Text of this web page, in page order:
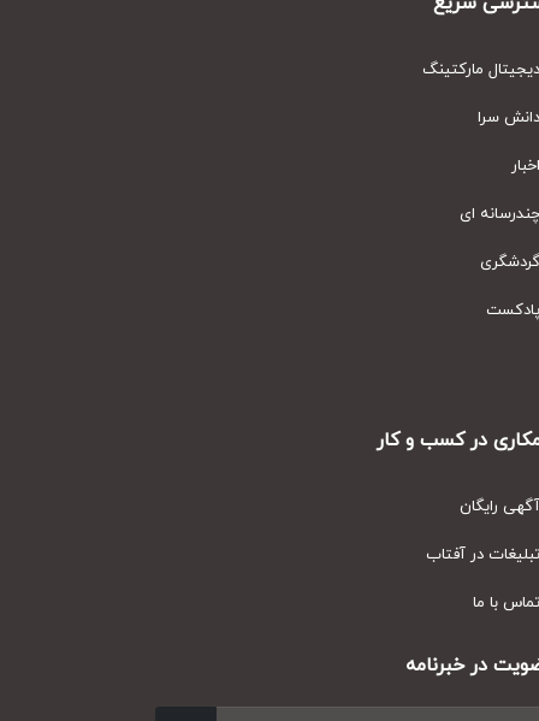
مارکتینگ
سرا
ای
در کسب و کار
رایگان
در آفتاب
با ما
در خبرنامه